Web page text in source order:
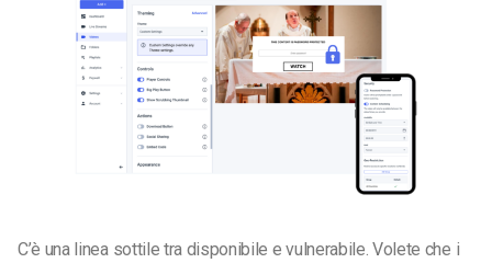
C’è una linea sottile tra disponibile e vulnerabile. Volete che i